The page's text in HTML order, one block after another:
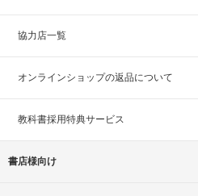
協力店一覧
オンラインショップの返品について
教科書採用特典サービス
書店様向け